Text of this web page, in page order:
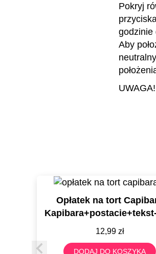
Pokryj
godzinie
Aby
Opłatek na tort
12,99 zł
DODAJ DO KOSZYKA